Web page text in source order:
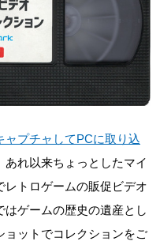
ャプチャしてPCに取り込
あれ以来ちょっとしたマイ
トロゲームの販促ビデオ
ゲームの歴史の遺産とし
ョットでコレクションをご